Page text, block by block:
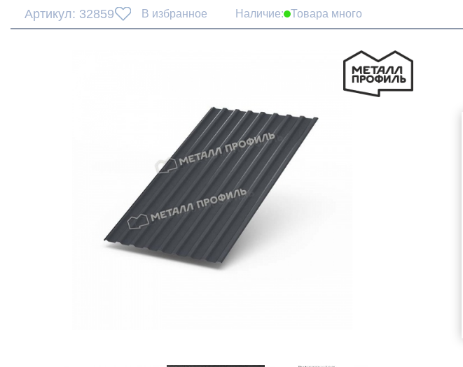
Артикул: 32859 В избранное Наличие: Товара много